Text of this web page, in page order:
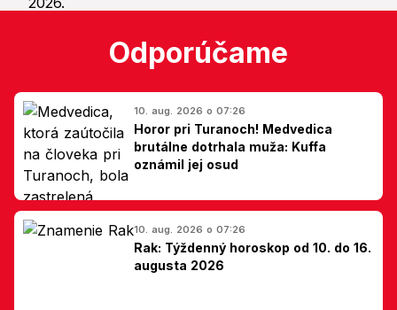
Odporúčame
10. aug. 2026 o 07:26
Horor pri Turanoch! Medvedica
brutálne dotrhala muža: Kuffa
oznámil jej osud
10. aug. 2026 o 07:26
Rak: Týždenný horoskop od 10. do 16.
augusta 2026